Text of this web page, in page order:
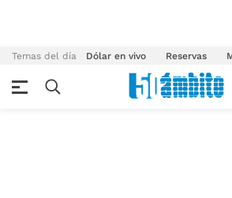
Temas del día Dólar en vivo Reservas